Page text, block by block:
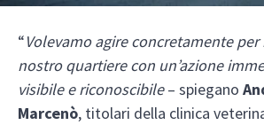
“Volevamo agire concretamente
nostro quartiere con un’azione
visibile e riconoscibile– spiegano
Marcenò, titolari della clinica